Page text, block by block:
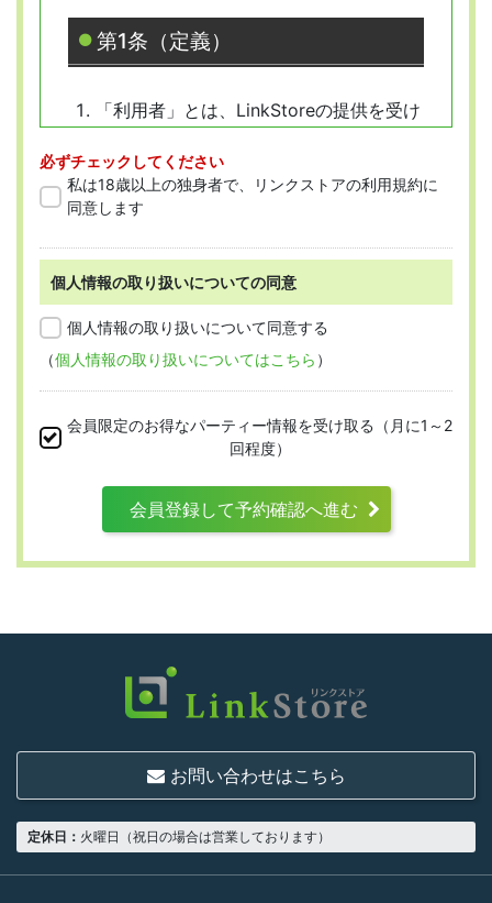
第1条（定義）
「利用者」とは、LinkStoreの提供を受け
「会員」とは、本規約に従って会員登録
をした人を指します。
第2条 （適用範囲）
本規約は、すべての会員に適用され、登録手
ります。
第3条 （利用資格）
いものとします。
18歳以上の独身者であること
男性は収入があること
当社の指定する環境でサービスを利用で
必ずチェックしてください
私は18歳以上の独身者で、リンクストアの利用規約に
同意します
個人情報の取り扱いについての同意
個人情報の取り扱いについて同意する
（個人情報の取り扱いについてはこちら ）
会員限定のお得なパーティー情報を受け取る（月に1～2
回程度）
会員登録して予約確認へ進む
お問い合わせはこちら
定休日： 火曜日（祝日の場合は営業しております）